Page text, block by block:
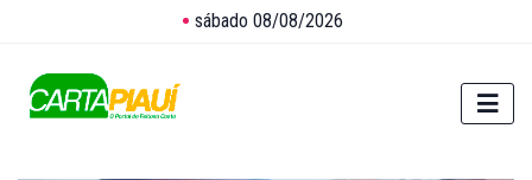
sábado 08/08/2026